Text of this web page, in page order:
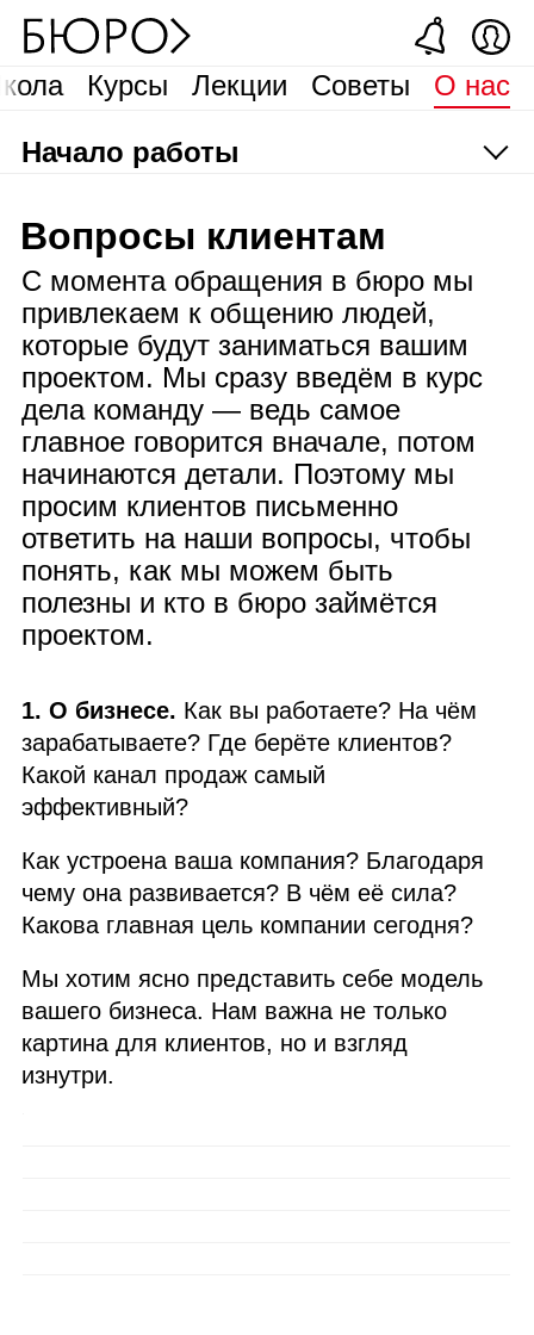
Курсы Лекции Советы О нас
Начало работы
Вопросы клиентам
С момента обращения в бюро мы
привлекаем к общению людей,
которые будут заниматься вашим
проектом. Мы сразу введём в курс
дела команду — ведь самое
главное говорится вначале, потом
начинаются детали. Поэтому мы
просим клиентов письменно
ответить на наши вопросы, чтобы
понять, как мы можем быть
полезны и кто в бюро займётся
проектом.
1. О бизнесе. Как вы работаете? На чём
зарабатываете? Где берёте клиентов?
Какой канал продаж самый
эффективный?
Как устроена ваша компания? Благодаря
чему она развивается? В чём её сила?
Какова главная цель компании сегодня?
Мы хотим ясно представить себе модель
вашего бизнеса. Нам важна не только
картина для клиентов, но и взгляд
изнутри.